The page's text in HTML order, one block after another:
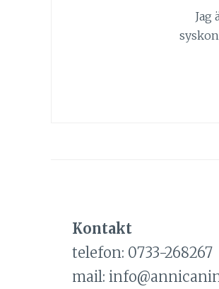
Jag
Kontakt
telefon: 0733-268267
mail: